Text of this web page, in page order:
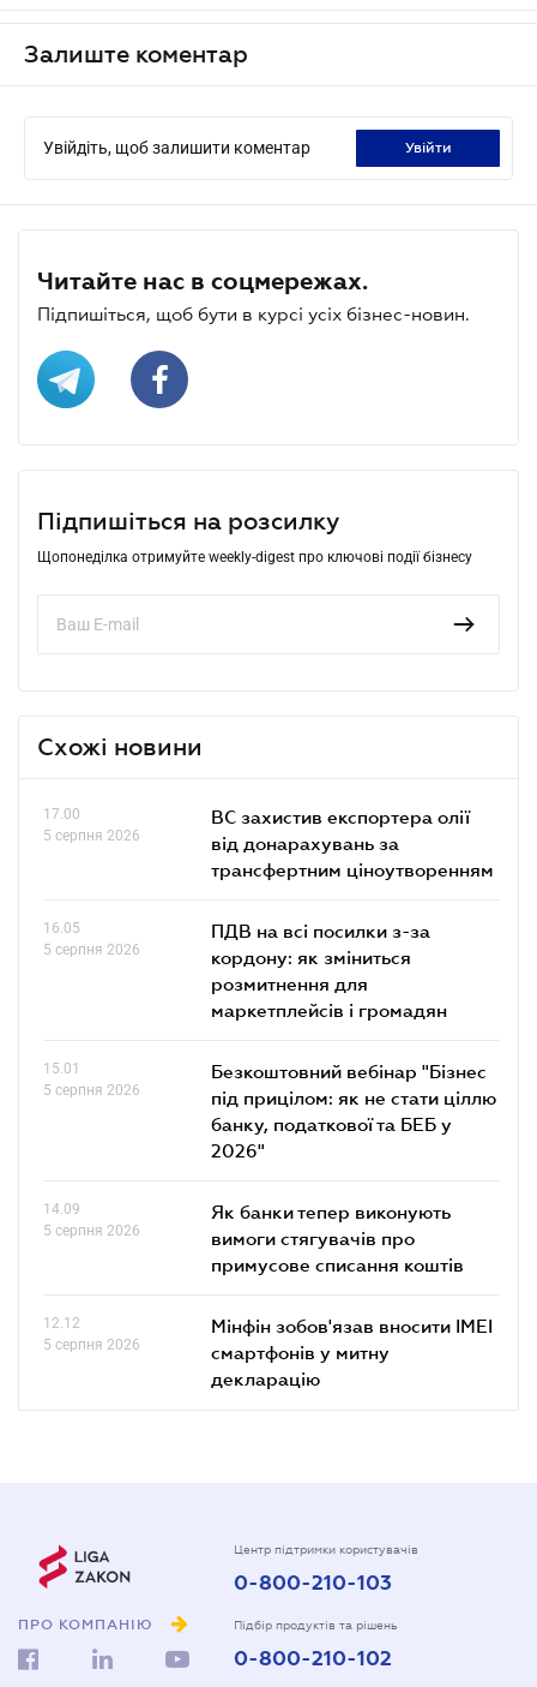
Залиште коментар
Увійдіть, щоб залишити коментар увійти
Читайте нас в соцмережах.
Підпишіться, щоб бути в курсі усіх бізнес-новин.
Підпишіться на розсилку
Щопонеділка отримуйте weekly-digest про ключові події бізнесу
Схожі новини
17.00
5 серпня 2026
ВС захистив експортера олії
від донарахувань за
трансфертним ціноутворенням
16.05
5 серпня 2026
ПДВ на всі посилки з-за
кордону: як зміниться
розмитнення для
маркетплейсів і громадян
15.01
5 серпня 2026
Безкоштовний вебінар "Бізнес
під прицілом: як не стати ціллю
банку, податкової та БЕБ у
2026"
14.09
5 серпня 2026
Як банки тепер виконують
вимоги стягувачів про
примусове списання коштів
12.12
5 серпня 2026
Мінфін зобов'язав вносити IMEI
смартфонів у митну
декларацію
ПРО КОМПАНІЮ
Центр підтримки користувачів
0-800-210-103
Підбір продуктів та рішень
0-800-210-102